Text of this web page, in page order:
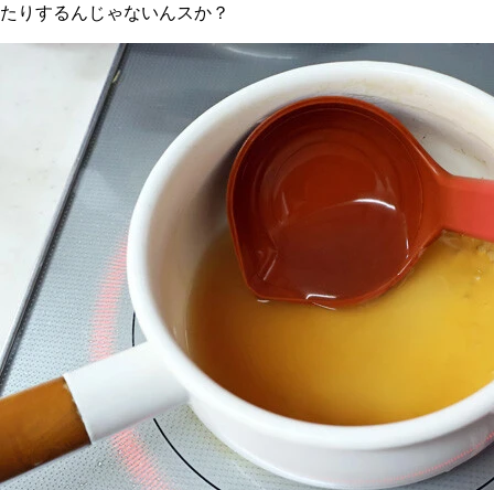
たりするんじゃないんスか？